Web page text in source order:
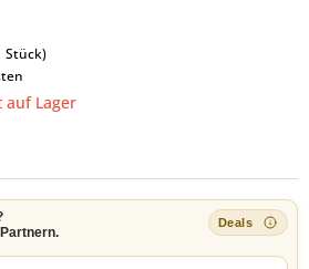
Stück)
Lager